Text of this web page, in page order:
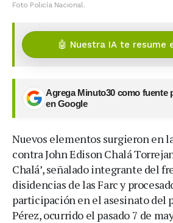
Foto Policía Nacional.
🤖 Nuestra IA te resume
Agrega Minuto30 como fuente
en Google
Nuevos elementos surgieron en
contra John Edison Chalá
Chalá’, señalado integrante del
disidencias de las Farc y
participación en el asesinato del
Pérez, ocurrido el pasado 7 de